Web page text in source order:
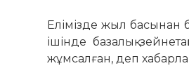
Елімізде жыл басынан
ішінде базалық
жұмсалған, деп